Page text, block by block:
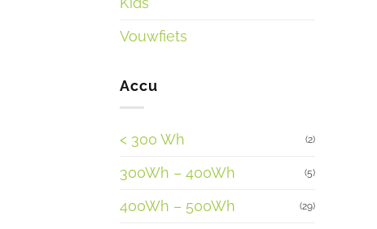
Vouwfiets
Accu
< 300 Wh (2)
300Wh – 400Wh (5)
400Wh – 500Wh (29)